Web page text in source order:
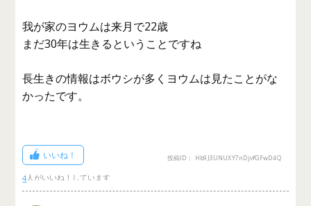
我が家のヨウムは来月で22歳
まだ30年は生きるということですね
長生きの情報はボウシが多くヨウムは見たことがな
かったです。
いいね！
4
投稿ID： Hb9J3UNUXY7nDjvfGFwD4Q